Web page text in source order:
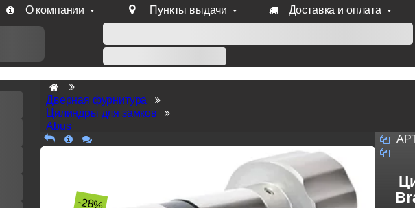
О компании Пункты выдачи Доставка и оплата
заказе от 50 тыс. руб продукции Venezia, Fratelli, Tupai, Extreza, Melodia,
Дверная фурнитура
Цилиндры для замков
Abus
-28%